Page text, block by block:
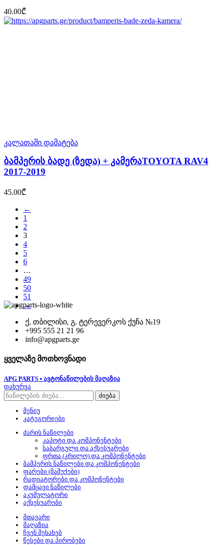
40.00₾
კალათაში დამატება
ბამპერის ბადე (ზედა) + კამერაTOYOTA RAV4
2017-2019
45.00₾
←
1
2
3
4
5
6
…
49
50
51
→
ქ, თბილისი, გ. ტერევერკოს ქუჩა №19
+995 555 21 21 96
info@apgparts.ge
ყველაზე მოთხოვნადი
APG PARTS • ავტონაწილების მაღაზია
დახურვა
ძიება
მენიუ
კატეგორიები
ძარის ნაწილები
კაპოტი და კომპონენტები
საბარგული და აქსესუარები
ფრთა (კრილო) და კომპონენტები
ბამპერის ნაწილები და კომპონენტები
ფარები (მაშუქები)
რადიატორები და კომპონენტები
დამცავი ნაწილები
აკუმულატორი
აქსესუარები
მთავარი
მაღაზია
ჩვენ შესახებ
წესები და პირობები